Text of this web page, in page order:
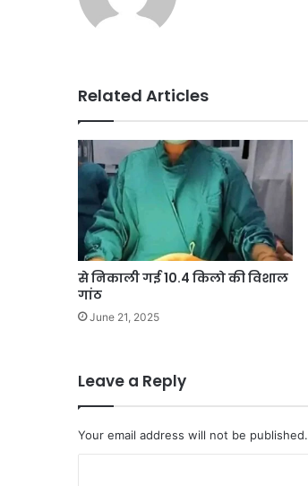
Related Articles
से निकाली गई 10.4 किलो की विशाल
गांठ
June 21, 2025
Leave a Reply
Your email address will not be published.